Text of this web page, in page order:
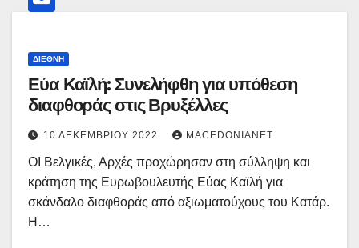
ΔΙΕΘΝΉ
Εύα Καϊλή: Συνελήφθη για υπόθεση
διαφθοράς στις Βρυξέλλες
10 ΔΕΚΕΜΒΡΊΟΥ 2022 MACEDONIANET
ΟΙ Βελγικές, Αρχές προχώρησαν στη σύλληψη και
κράτηση της Ευρωβουλευτής Εύας Καϊλή για
σκάνδαλο διαφθοράς από αξιωματούχους του Κατάρ.
Η…